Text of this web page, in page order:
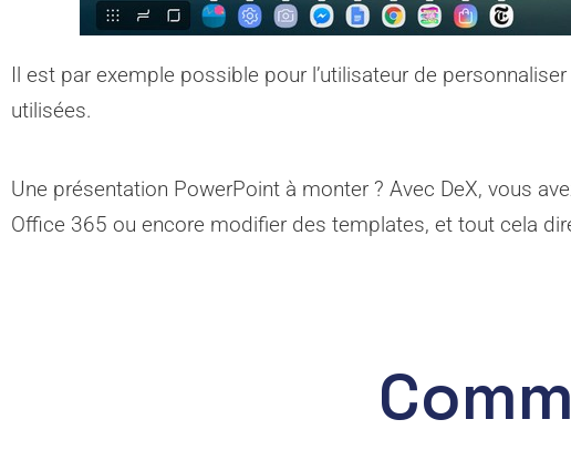
Il est par exemple possible pour l’utilisateur de
utilisées.
Une présentation PowerPoint à monter ? Avec DeX, vous
Office 365 ou encore modifier des templates, et tout cela